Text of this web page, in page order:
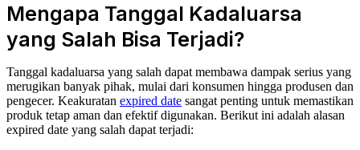
Mengapa Tanggal Kadaluarsa
yang Salah Bisa Terjadi?
Tanggal kadaluarsa yang salah dapat membawa dampak serius yang
merugikan banyak pihak, mulai dari konsumen hingga produsen dan
pengecer. Keakuratan expired date sangat penting untuk memastikan
produk tetap aman dan efektif digunakan. Berikut ini adalah alasan
expired date yang salah dapat terjadi: